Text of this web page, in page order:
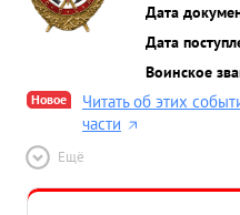
Дата
Дата
Воинское
Новое
Читать об этих
части
Ещё